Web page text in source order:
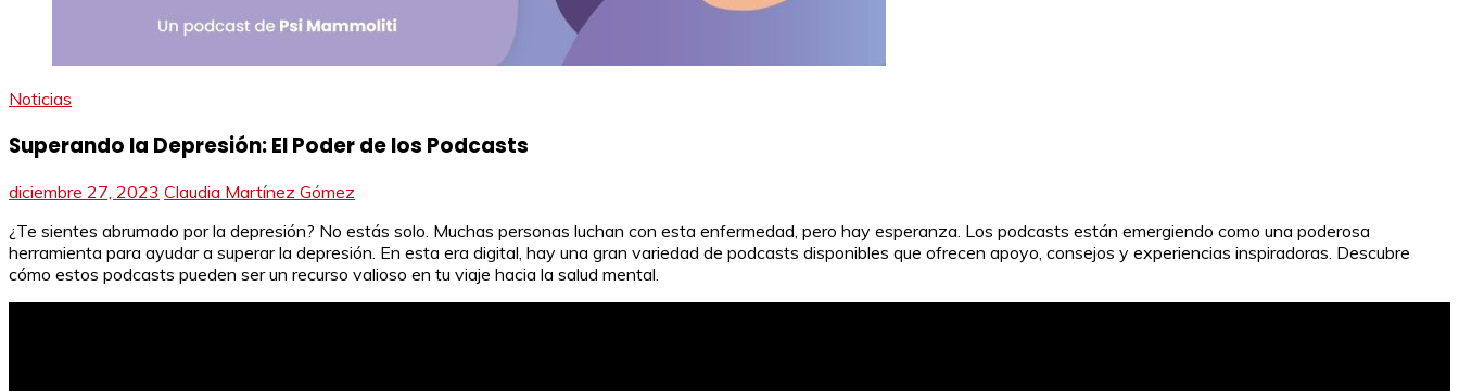
Noticias
Superando la Depresión: El Poder de los Podcasts
diciembre 27, 2023 Claudia Martínez Gómez
¿Te sientes abrumado por la depresión? No estás solo. Muchas personas luchan con esta enfermedad, pero hay esperanza. Los podcasts están emergiendo como una poderosa
herramienta para ayudar a superar la depresión. En esta era digital, hay una gran variedad de podcasts disponibles que ofrecen apoyo, consejos y experiencias inspiradoras. Descubre
cómo estos podcasts pueden ser un recurso valioso en tu viaje hacia la salud mental.